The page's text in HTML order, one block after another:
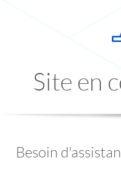
Site en
Besoin